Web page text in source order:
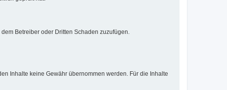
Betreiber oder Dritten Schaden zuzufügen.
Inhalte keine Gewähr übernommen werden. Für die Inhalte